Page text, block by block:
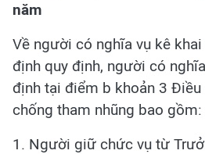
năm
Về người có nghĩa vụ kê
định quy định, người có
định tại điểm b khoản 3 Điều
chống tham nhũng bao gồm:
1. Người giữ chức vụ từ